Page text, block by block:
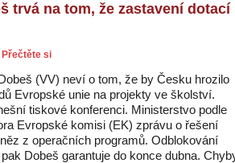
trvá na tom, že zastavení dotací
Přečtěte si
(VV) neví o tom, že by Česku hrozilo
Evropské unie na projekty ve školství.
tiskové konferenci. Ministerstvo podle
Evropské komisi (EK) zprávu o řešení
z operačních programů. Odblokování
Dobeš garantuje do konce dubna.